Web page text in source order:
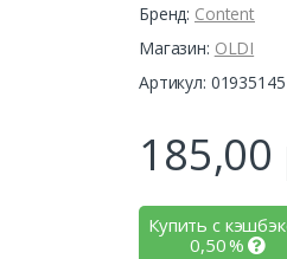
Бренд: Content
Магазин: OLDI
Артикул: 01935145
185,00
Купить с
0,50%